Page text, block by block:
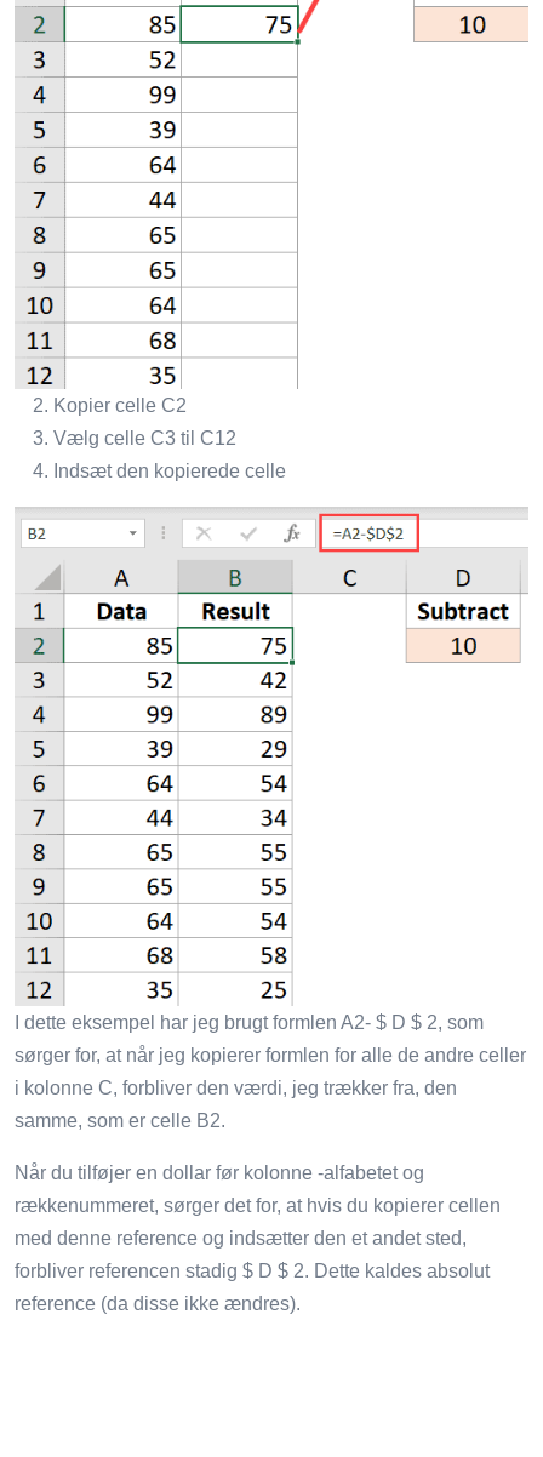
Kopier celle C2
Vælg celle C3 til C12
Indsæt den kopierede celle
I dette eksempel har jeg brugt formlen A2- $ D $ 2, som
sørger for, at når jeg kopierer formlen for alle de andre celler
i kolonne C, forbliver den værdi, jeg trækker fra, den
samme, som er celle B2.
Når du tilføjer en dollar før kolonne -alfabetet og
rækkenummeret, sørger det for, at hvis du kopierer cellen
med denne reference og indsætter den et andet sted,
forbliver referencen stadig $ D $ 2. Dette kaldes absolut
reference (da disse ikke ændres).